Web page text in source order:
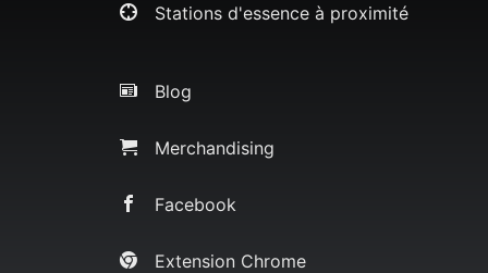
Stations d'essence à proximité
Blog
Merchandising
Facebook
Extension Chrome